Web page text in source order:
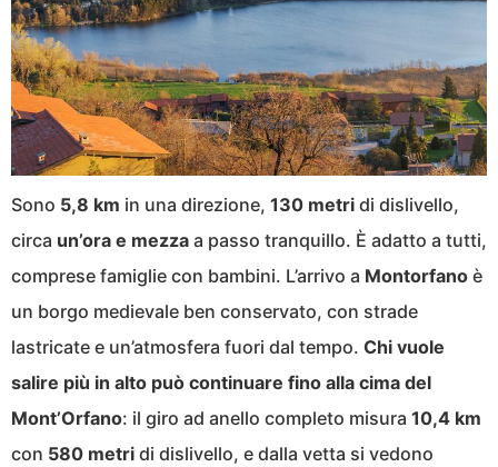
Sono 5,8 km in una direzione, 130 metri di dislivello,
circa un’ora e mezza a passo tranquillo. È adatto a tutti,
comprese famiglie con bambini. L’arrivo a Montorfano è
un borgo medievale ben conservato, con strade
lastricate e un’atmosfera fuori dal tempo. Chi vuole
salire più in alto può continuare fino alla cima del
Mont’Orfano: il giro ad anello completo misura 10,4 km
con 580 metri di dislivello, e dalla vetta si vedono